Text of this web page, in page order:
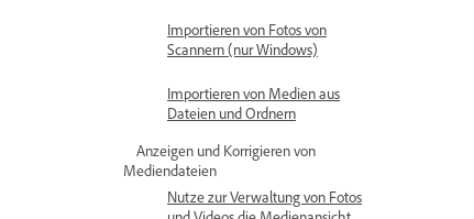
Importieren von Fotos von
Scannern (nur Windows)
Importieren von Medien aus
Dateien und Ordnern
Anzeigen und Korrigieren von
Mediendateien
Nutze zur Verwaltung von Fotos